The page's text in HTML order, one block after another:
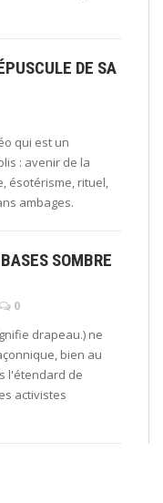
DE SA
qui est un
: avenir de la
ésotérisme, rituel,
ambages.
SOMBRE
0
drapeau.) ne
bien au
l'étendard de
activistes